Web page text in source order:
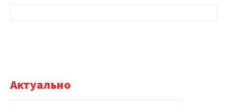
Актуально